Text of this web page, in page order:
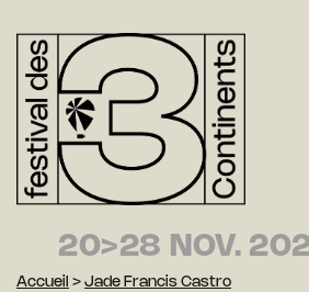
20>28 NOV.
Accueil > Jade Francis Castro